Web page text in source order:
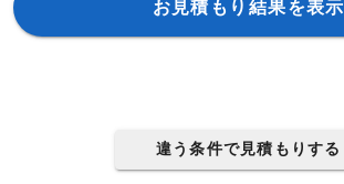
お見積もり結果を表示
違う条件で見積もりする